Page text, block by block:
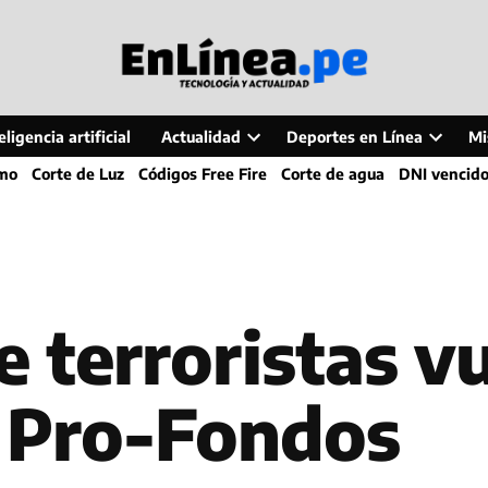
artificial Actualidad
Open
dropdown
Deportes en Línea
Open
dropdown
Corte de Luz Códigos Free Fire Corte de agua DNI vencido
terroristas
Fondos